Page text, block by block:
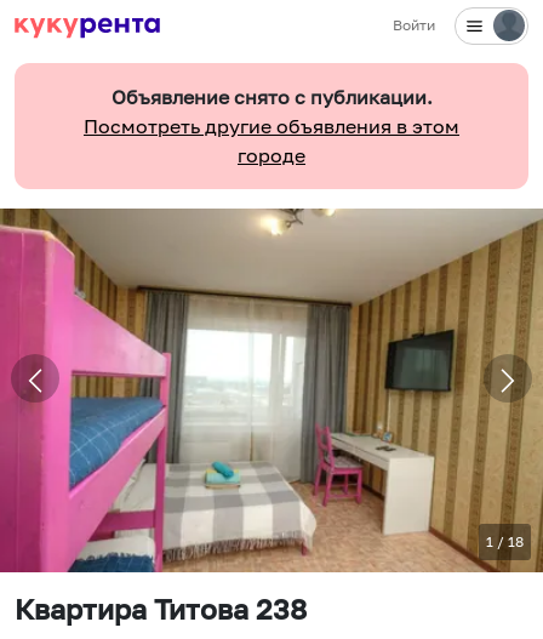
Войти
Объявление снято с публикации.
Посмотреть другие объявления в этом
городе
1 / 18
Квартира Титова 238